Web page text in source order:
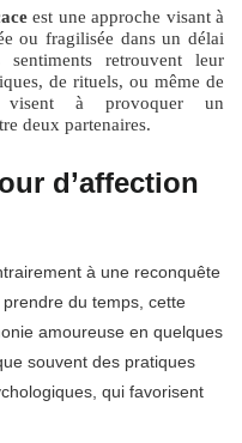
est une approche visant à
ou fragilisée dans un délai
retrouvent leur
de rituels, ou même de
visent à provoquer un
deux partenaires.
d’affection
à une reconquête
du temps, cette
amoureuse en quelques
souvent des pratiques
qui favorisent